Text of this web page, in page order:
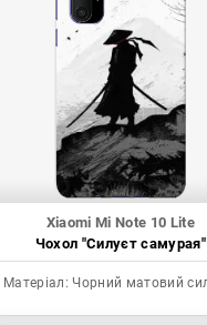
Xiaomi Mi Note 10 Lite
Чохол "Силуєт самурая"
Матеріал: Чорний матовий